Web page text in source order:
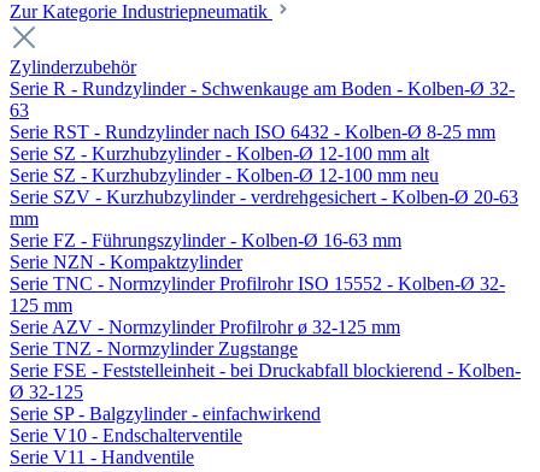
Zur Kategorie Industriepneumatik
Zylinderzubehör
Serie R - Rundzylinder - Schwenkauge am Boden - Kolben-Ø 32-
63
Serie RST - Rundzylinder nach ISO 6432 - Kolben-Ø 8-25 mm
Serie SZ - Kurzhubzylinder - Kolben-Ø 12-100 mm alt
Serie SZ - Kurzhubzylinder - Kolben-Ø 12-100 mm neu
Serie SZV - Kurzhubzylinder - verdrehgesichert - Kolben-Ø 20-63
mm
Serie FZ - Führungszylinder - Kolben-Ø 16-63 mm
Serie NZN - Kompaktzylinder
Serie TNC - Normzylinder Profilrohr ISO 15552 - Kolben-Ø 32-
125 mm
Serie AZV - Normzylinder Profilrohr ø 32-125 mm
Serie TNZ - Normzylinder Zugstange
Serie FSE - Feststelleinheit - bei Druckabfall blockierend - Kolben-
Ø 32-125
Serie SP - Balgzylinder - einfachwirkend
Serie V10 - Endschalterventile
Serie V11 - Handventile